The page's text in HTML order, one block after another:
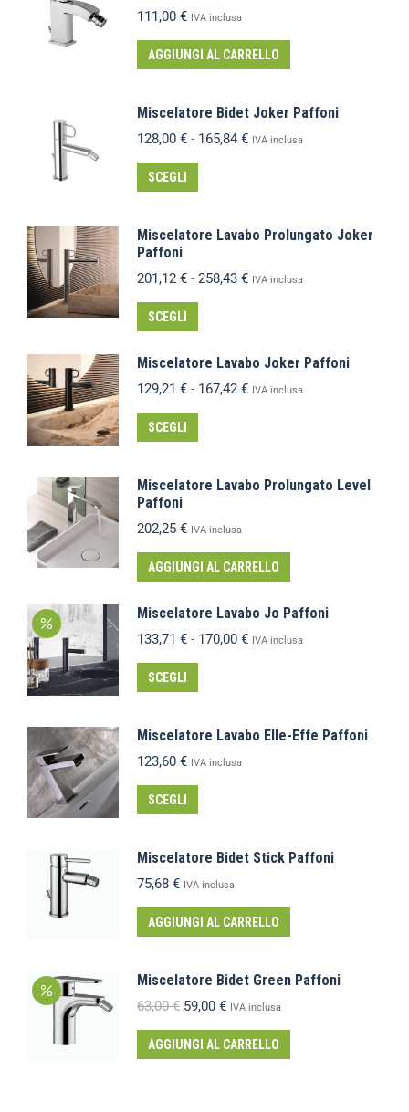
111,00 € IVA inclusa
AGGIUNGI AL CARRELLO
Miscelatore Bidet Joker Paffoni
128,00 € - 165,84 € IVA inclusa
SCEGLI
Miscelatore Lavabo Prolungato Joker
Paffoni
201,12 € - 258,43 € IVA inclusa
SCEGLI
Miscelatore Lavabo Joker Paffoni
129,21 € - 167,42 € IVA inclusa
SCEGLI
Miscelatore Lavabo Prolungato Level
Paffoni
202,25 € IVA inclusa
AGGIUNGI AL CARRELLO
Miscelatore Lavabo Jo Paffoni
133,71 € - 170,00 € IVA inclusa
SCEGLI
Miscelatore Lavabo Elle-Effe Paffoni
123,60 € IVA inclusa
SCEGLI
Miscelatore Bidet Stick Paffoni
75,68 € IVA inclusa
AGGIUNGI AL CARRELLO
Miscelatore Bidet Green Paffoni
63,00€ 59,00 € IVA inclusa
AGGIUNGI AL CARRELLO